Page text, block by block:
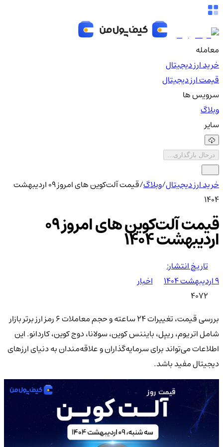
معامله
خرید ارز دیجیتال
قیمت ارز دیجیتال
سرویس ها
وبلاگ
سایر
درحال بارگذاری...
خرید ارز دیجیتال/وبلاگ/
قیمت آلت‌کوین های امروز ۰۹ اردیبهشت
۱۴۰۴
قیمت آلت‌کوین های امروز ۰۹
اردیبهشت ۱۴۰۴
تاریخ انتشار:
اخبار
4072
بررسی قیمت، تغییرات 24 ساعته و حجم معاملات 6 رمز ارز برتر بازار
شامل اتریوم، ریپل، بایننس کوین، سولانا، دوج‌ کوین، کاردانو. این
اطلاعات می‌تواند برای سرمایه‌گذاران و علاقه‌مندان به دنیای ارزهای
دیجیتال مفید باشد.